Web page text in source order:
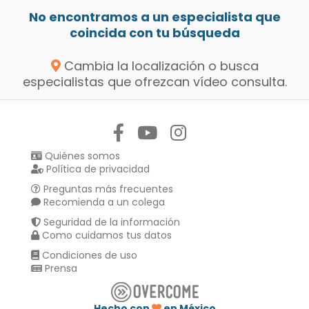
No encontramos a un especialista que
coincida con tu búsqueda
Cambia la localización o busca
especialistas que ofrezcan vídeo consulta.
Quiénes somos
Política de privacidad
Preguntas más frecuentes
Recomienda a un colega
Seguridad de la información
Como cuidamos tus datos
Condiciones de uso
Prensa